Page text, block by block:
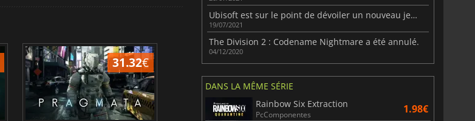
31.32€ 6.77€ 15.48
Ubisoft est sur le point de dévoiler un nouveau jeu Tom Clancy's
19/07/2021
The Division 2 : Codename Nightmare a été annulé.
04/12/2020
DANS LA MÊME SÉRIE
Rainbow Six Extraction
PcComponentes 1.98€